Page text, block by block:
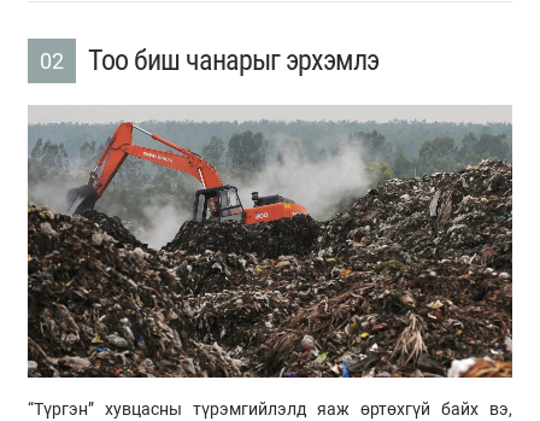
02 Тоо биш чанарыг эрхэмлэ
“Түргэн” хувцасны түрэмгийлэлд яаж өртөхгүй байх вэ,